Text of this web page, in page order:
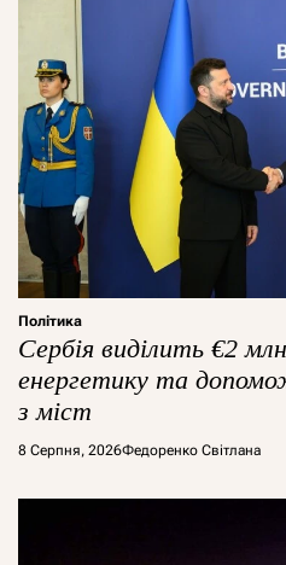
Політика
Сербія виділить €2
енергетику та
з міст
8 Серпня, 2026Федоренко Світлана